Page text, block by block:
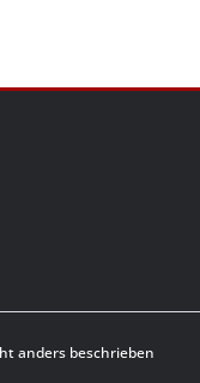
anders beschrieben